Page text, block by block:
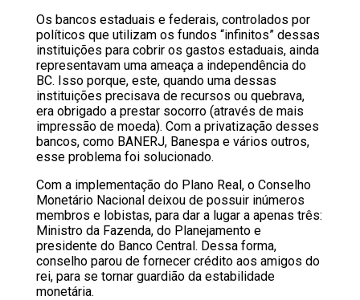
Os bancos estaduais e federais, controlados por
políticos que utilizam os fundos “infinitos” dessas
instituições para cobrir os gastos estaduais, ainda
representavam uma ameaça a independência do
BC. Isso porque, este, quando uma dessas
instituições precisava de recursos ou quebrava,
era obrigado a prestar socorro (através de mais
impressão de moeda). Com a privatização desses
bancos, como BANERJ, Banespa e vários outros,
esse problema foi solucionado.
Com a implementação do Plano Real, o Conselho
Monetário Nacional deixou de possuir inúmeros
membros e lobistas, para dar a lugar a apenas três:
Ministro da Fazenda, do Planejamento e
presidente do Banco Central. Dessa forma,
conselho parou de fornecer crédito aos amigos do
rei, para se tornar guardião da estabilidade
monetária.